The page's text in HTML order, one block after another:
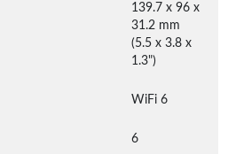
139.7 x 96 x
31.2 mm
(5.5 x 3.8 x
1.3")
WiFi 6
6